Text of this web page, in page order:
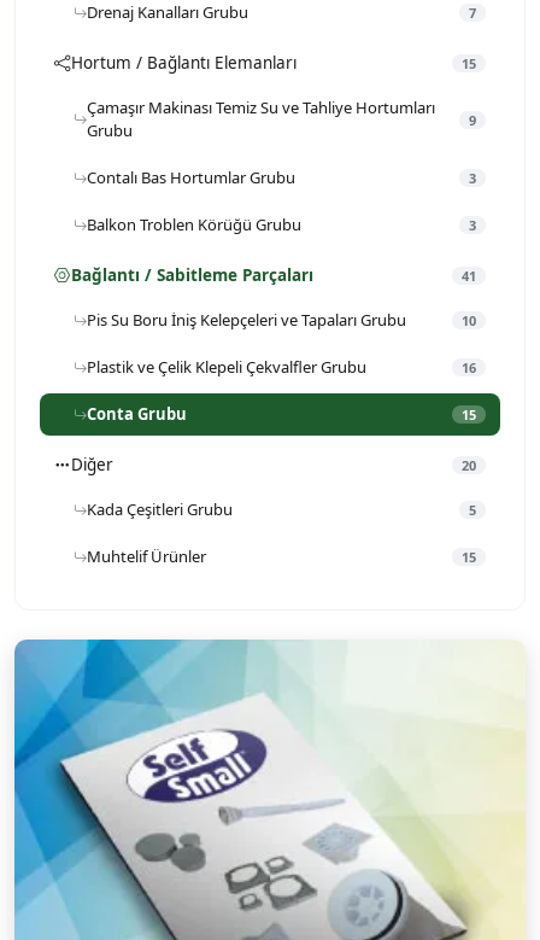
Drenaj Kanalları Grubu 7
Hortum / Bağlantı Elemanları 15
Çamaşır Makinası Temiz Su ve Tahliye Hortumları
Grubu
9
Contalı Bas Hortumlar Grubu 3
Balkon Troblen Körüğü Grubu 3
Bağlantı / Sabitleme Parçaları 41
Pis Su Boru İniş Kelepçeleri ve Tapaları Grubu 10
Plastik ve Çelik Klepeli Çekvalfler Grubu 16
Conta Grubu 15
Diğer 20
Kada Çeşitleri Grubu 5
Muhtelif Ürünler 15